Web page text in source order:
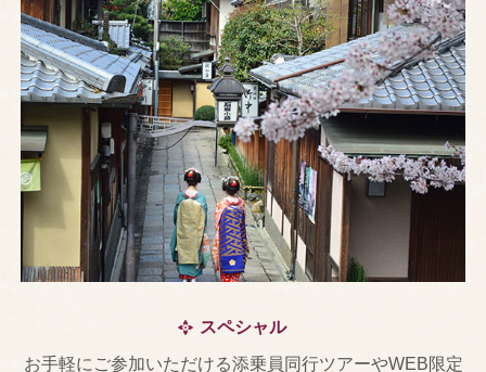
スペシャル
お手軽にご参加いただける添乗員同行ツアーやWEB限定